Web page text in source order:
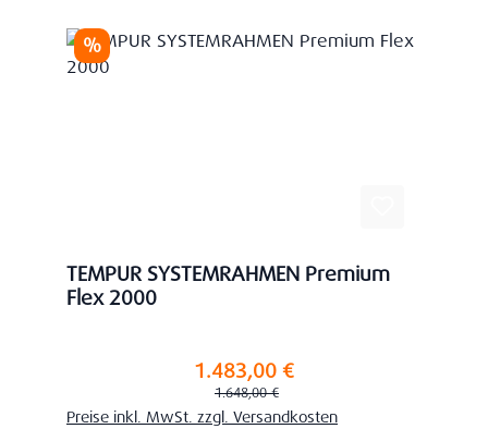
Rabatt
%
TEMPUR SYSTEMRAHMEN Premium
Flex 2000
Verkaufspreis:1.483,00 €
Regulärer Preis:
1.648,00 €
Preise inkl. MwSt. zzgl. Versandkosten